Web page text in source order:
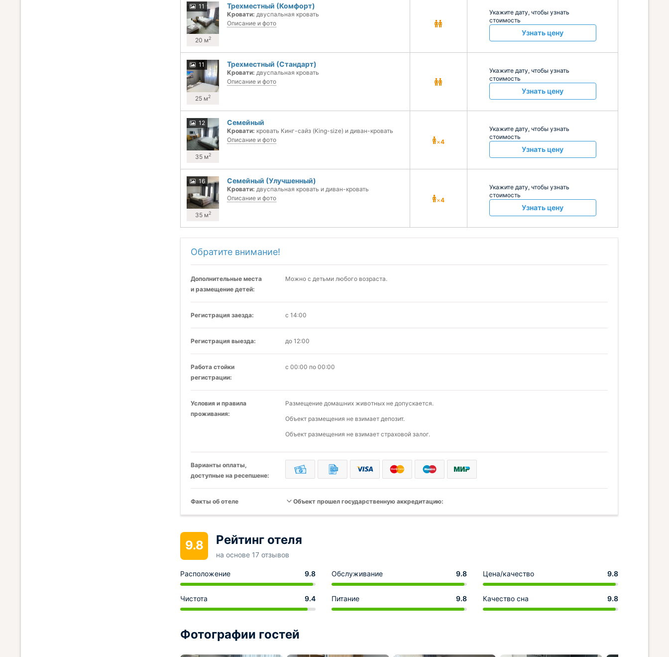
11
20 м2
Трехместный (Комфорт)
Кровати: двуспальная кровать
Описание и фото
Укажите дату, чтобы узнать
стоимость
Узнать цену
11
25 м2
Трехместный (Стандарт)
Кровати: двуспальная кровать
Описание и фото
Укажите дату, чтобы узнать
стоимость
Узнать цену
12
35 м2
Семейный
Кровати: кровать Кинг-сайз (King-size) и диван-кровать
Описание и фото
×4
Укажите дату, чтобы узнать
стоимость
Узнать цену
16
35 м2
Семейный (Улучшенный)
Кровати: двуспальная кровать и диван-кровать
Описание и фото
×4
Укажите дату, чтобы узнать
стоимость
Узнать цену
Обратите внимание!
Дополнительные места
и размещение детей:
Можно с детьми любого возраста.
Регистрация заезда: с 14:00
Регистрация выезда: до 12:00
Работа стойки
регистрации:
с 00:00 по 00:00
Условия и правила
проживания:
Размещение домашних животных не допускается.
Объект размещения не взимает депозит.
Объект размещения не взимает страховой залог.
Варианты оплаты,
доступные на ресепшене:
Факты об отеле Объект прошел государственную аккредитацию:
9.8 Рейтинг отеля
на основе 17 отзывов
Расположение 9.8 Обслуживание 9.8 Цена/качество 9.8
Чистота 9.4 Питание 9.8 Качество сна 9.8
Фотографии гостей